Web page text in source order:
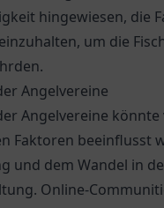
hingewiesen, die
um die
Angelvereine
Angelvereine könnte
Faktoren beeinflusst
und dem Wandel in
Online-